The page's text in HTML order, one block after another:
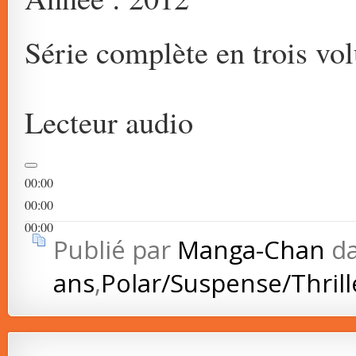
Série complète en trois
Lecteur audio
00:00
00:00
00:00
Publié par Manga-Chan
ans,Polar/Suspense/